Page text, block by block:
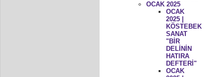
OCAK 2025
OCAK
2025 |
KÖSTEBEK
SANAT
"BİR
DELİNİN
HATIRA
DEFTERİ"
OCAK